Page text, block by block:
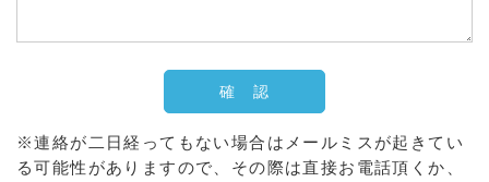
※連絡が二日経ってもない場合はメールミスが起きてい
る可能性がありますので、その際は直接お電話頂くか、